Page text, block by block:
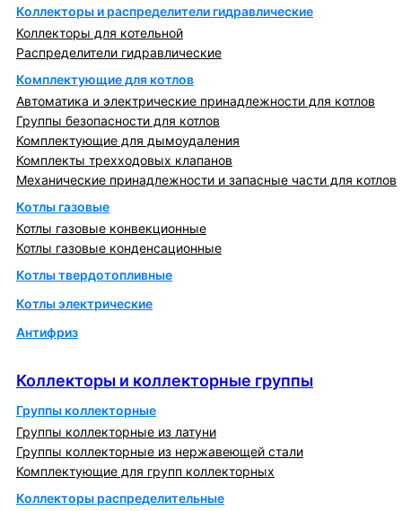
Коллекторы и распределители гидравлические
Коллекторы для котельной
Распределители гидравлические
Комплектующие для котлов
Автоматика и электрические принадлежности для котлов
Группы безопасности для котлов
Комплектующие для дымоудаления
Комплекты трехходовых клапанов
Механические принадлежности и запасные части для котлов
Котлы газовые
Котлы газовые конвекционные
Котлы газовые конденсационные
Котлы твердотопливные
Котлы электрические
Антифриз
Коллекторы и коллекторные группы
Группы коллекторные
Группы коллекторные из латуни
Группы коллекторные из нержавеющей стали
Комплектующие для групп коллекторных
Коллекторы распределительные